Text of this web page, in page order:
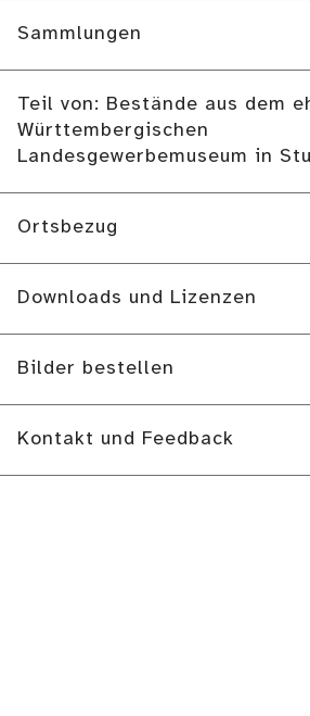
Sammlungen
Teil von: Bestände aus dem
Württembergischen
Landesgewerbemuseum in
Ortsbezug
Downloads und Lizenzen
Bilder bestellen
Kontakt und Feedback